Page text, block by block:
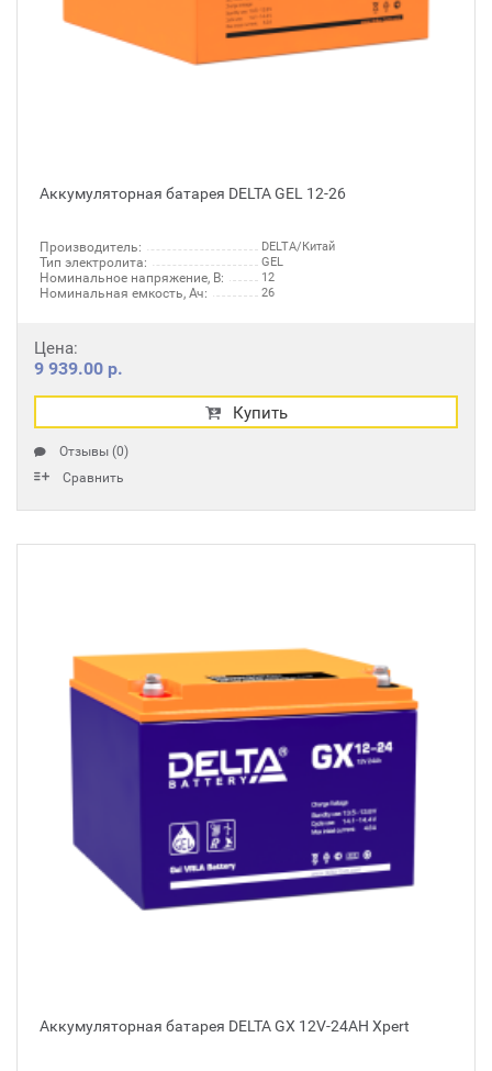
Аккумуляторная батарея DELTA GEL 12-26
Производитель: DELTA/Китай
Тип электролита: GEL
Номинальное напряжение, В: 12
Номинальная емкость, Ач: 26
Цена:
9 939.00 р.
Купить
Отзывы (0)
Сравнить
Аккумуляторная батарея DELTA GX 12V-24AH Xpert